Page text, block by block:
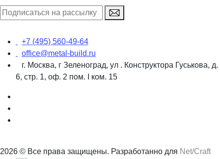
+7 (495) 560-49-64
office@metal-build.ru
г. Москва, г Зеленоград, ул . Конструктора Гуськова, д.
6, стр. 1, оф. 2 пом. I ком. 15
2026 © Все права защищены. Разработанно для Net/Craft